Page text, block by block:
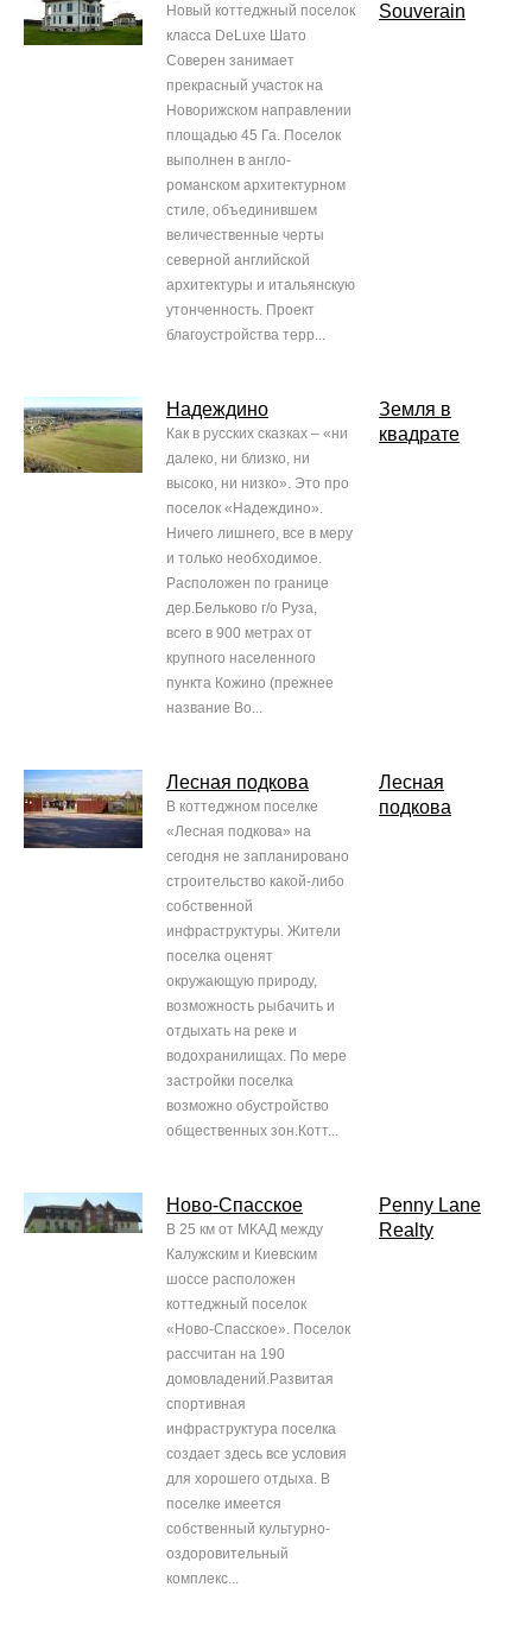
Новый коттеджный поселок
класса DeLuxe Шато
Соверен занимает
прекрасный участок на
Новорижском направлении
площадью 45 Га. Поселок
выполнен в англо-
романском архитектурном
стиле, объединившем
величественные черты
северной английской
архитектуры и итальянскую
утонченность. Проект
благоустройства терр...
Souverain
Надеждино
Как в русских сказках – «ни
далеко, ни близко, ни
высоко, ни низко». Это про
поселок «Надеждино».
Ничего лишнего, все в меру
и только необходимое.
Расположен по границе
дер.Бельково г/о Руза,
всего в 900 метрах от
крупного населенного
пункта Кожино (прежнее
название Во...
Земля в
квадрате
Лесная подкова
В коттеджном поселке
«Лесная подкова» на
сегодня не запланировано
строительство какой-либо
собственной
инфраструктуры. Жители
поселка оценят
окружающую природу,
возможность рыбачить и
отдыхать на реке и
водохранилищах. По мере
застройки поселка
возможно обустройство
общественных зон.Котт...
Лесная
подкова
Ново-Спасское
В 25 км от МКАД между
Калужским и Киевским
шоссе расположен
коттеджный поселок
«Ново-Спасское». Поселок
рассчитан на 190
домовладений.Развитая
спортивная
инфраструктура поселка
создает здесь все условия
для хорошего отдыха. В
поселке имеется
собственный культурно-
оздоровительный
комплекс...
Penny Lane
Realty